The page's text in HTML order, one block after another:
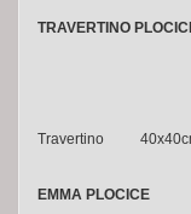
TRAVERTINO
Travertino
EMMA PLOCICE